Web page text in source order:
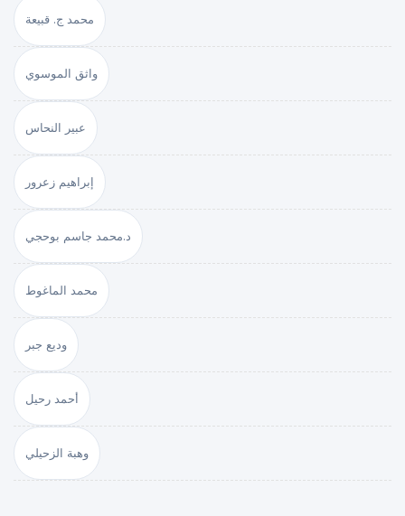
محمد ج. قبيعة
واثق الموسوي
عبير النحاس
إبراهيم زعرور
د.محمد جاسم بوحجي
محمد الماغوط
وديع جبر
أحمد رحيل
وهبة الزحيلي